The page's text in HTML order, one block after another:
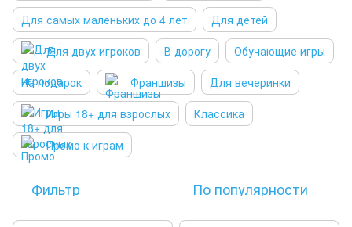
Для самых маленьких до 4 лет
Для детей
Для двух игроков
В дорогу
Обучающие игры
На подарок
Франшизы
Для вечеринки
Игры 18+ для взрослых
Классика
Промо к играм
Фильтр По популярности